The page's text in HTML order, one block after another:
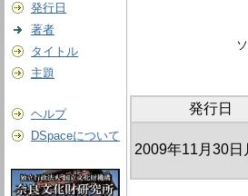
発行日
著者
タイトル
主題
ヘルプ
DSpaceについて
発行日
2009年11月30日